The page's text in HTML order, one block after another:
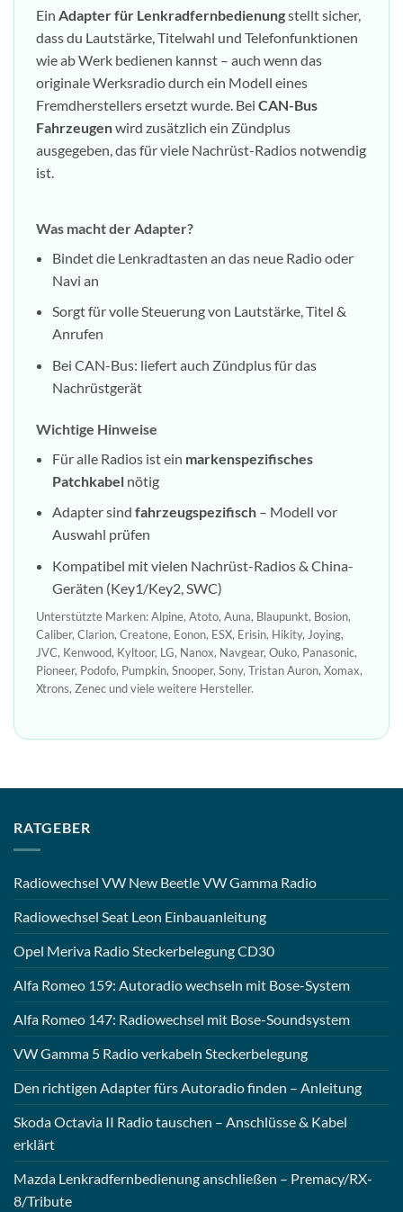
Ein Adapter für Lenkradfernbedienungstellt sicher,
dass du Lautstärke, Titelwahl und Telefonfunktionen
wie ab Werk bedienen kannst – auch wenn das
originale Werksradio durch ein Modell eines
Fremdherstellers ersetzt wurde. Bei CAN-Bus
Fahrzeugenwird zusätzlich ein Zündplus
ausgegeben, das für viele Nachrüst-Radios notwendig
ist.
Was macht der Adapter?
Bindet die Lenkradtasten an das neue Radio oder
Navi an
Sorgt für volle Steuerung von Lautstärke, Titel &
Anrufen
Bei CAN-Bus: liefert auch Zündplus für das
Nachrüstgerät
Wichtige Hinweise
Für alle Radios ist ein markenspezifisches
Patchkabel nötig
Adapter sind fahrzeugspezifisch – Modell vor
Auswahl prüfen
Kompatibel mit vielen Nachrüst-Radios & China-
Geräten (Key1/Key2, SWC)
Unterstützte Marken: Alpine, Atoto, Auna, Blaupunkt, Bosion,
Caliber, Clarion, Creatone, Eonon, ESX, Erisin, Hikity, Joying,
JVC, Kenwood, Kyltoor, LG, Nanox, Navgear, Ouko, Panasonic,
Pioneer, Podofo, Pumpkin, Snooper, Sony, Tristan Auron, Xomax,
Xtrons, Zenec und viele weitere Hersteller.
RATGEBER
Radiowechsel VW New Beetle VW Gamma Radio
Radiowechsel Seat Leon Einbauanleitung
Opel Meriva Radio Steckerbelegung CD30
Alfa Romeo 159: Autoradio wechseln mit Bose-System
Alfa Romeo 147: Radiowechsel mit Bose-Soundsystem
VW Gamma 5 Radio verkabeln Steckerbelegung
Den richtigen Adapter fürs Autoradio finden – Anleitung
Skoda Octavia II Radio tauschen – Anschlüsse & Kabel
erklärt
Mazda Lenkradfernbedienung anschließen – Premacy/RX-
8/Tribute